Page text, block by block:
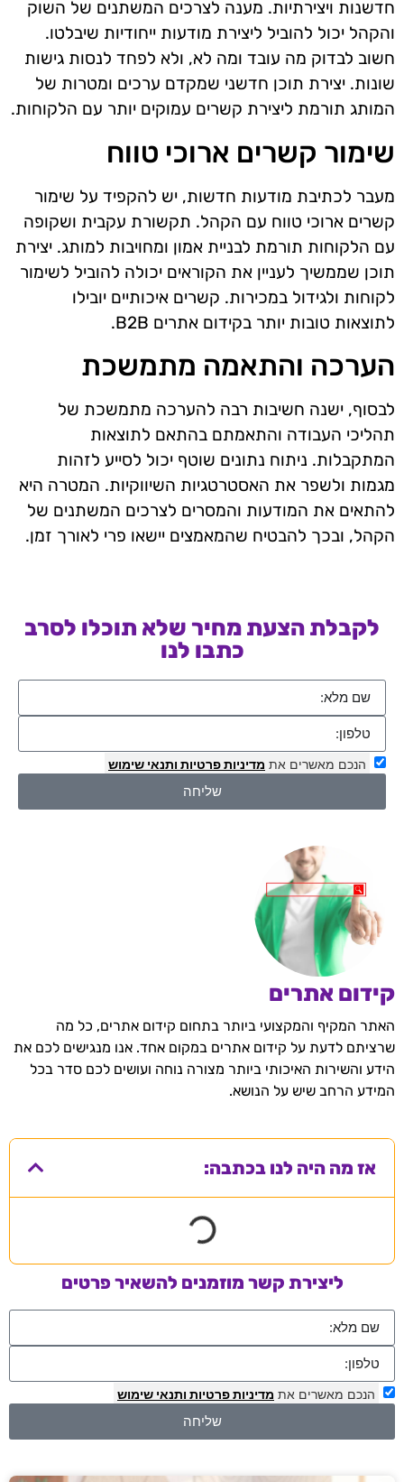
חדשנות ויצירתיות. מענה לצרכים המשתנים של השוק
והקהל יכול להוביל ליצירת מודעות ייחודיות שיבלטו.
חשוב לבדוק מה עובד ומה לא, ולא לפחד לנסות גישות
שונות. יצירת תוכן חדשני שמקדם ערכים ומטרות של
המותג תורמת ליצירת קשרים עמוקים יותר עם הלקוחות.
שימור קשרים ארוכי טווח
מעבר לכתיבת מודעות חדשות, יש להקפיד על שימור
קשרים ארוכי טווח עם הקהל. תקשורת עקבית ושקופה
עם הלקוחות תורמת לבניית אמון ומחויבות למותג. יצירת
תוכן שממשיך לעניין את הקוראים יכולה להוביל לשימור
לקוחות ולגידול במכירות. קשרים איכותיים יובילו
לתוצאות טובות יותר בקידום אתרים B2B.
הערכה והתאמה מתמשכת
לבסוף, ישנה חשיבות רבה להערכה מתמשכת של
תהליכי העבודה והתאמתם בהתאם לתוצאות
המתקבלות. ניתוח נתונים שוטף יכול לסייע לזהות
מגמות ולשפר את האסטרטגיות השיווקיות. המטרה היא
להתאים את המודעות והמסרים לצרכים המשתנים של
הקהל, ובכך להבטיח שהמאמצים יישאו פרי לאורך זמן.
לקבלת הצעת מחיר שלא תוכלו לסרב
כתבו לנו
הנכם מאשרים את מדיניות פרטיות ותנאי שימוש
שליחה
קידום אתרים
האתר המקיף והמקצועי ביותר בתחום קידום אתרים, כל מה
שרציתם לדעת על קידום אתרים במקום אחד. אנו מנגישים לכם את
הידע והשירות האיכותי ביותר מצורה נוחה ועושים לכם סדר בכל
המידע הרחב שיש על הנושא.
אז מה היה לנו בכתבה:
ליצירת קשר מוזמנים להשאיר פרטים
הנכם מאשרים את מדיניות פרטיות ותנאי שימוש
שליחה